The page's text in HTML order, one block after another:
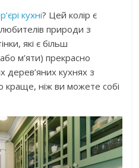
кухні? Цей колір є
природи з
які є більш
м’яти) прекрасно
дерев’яних кухнях з
краще, ніж ви можете собі